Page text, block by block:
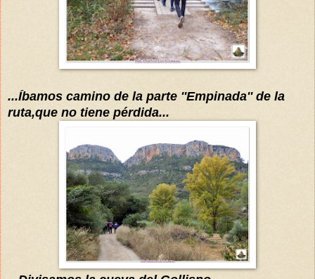
...Íbamos camino de la parte ''Empinada'' de la
ruta,que no tiene pérdida...